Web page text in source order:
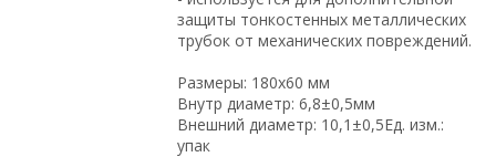
защиты тонкостенных металлических
трубок от механических повреждений.
Размеры: 180х60 мм
Внутр диаметр: 6,8±0,5мм
Внешний диаметр: 10,1±0,5Ед. изм.:
упак